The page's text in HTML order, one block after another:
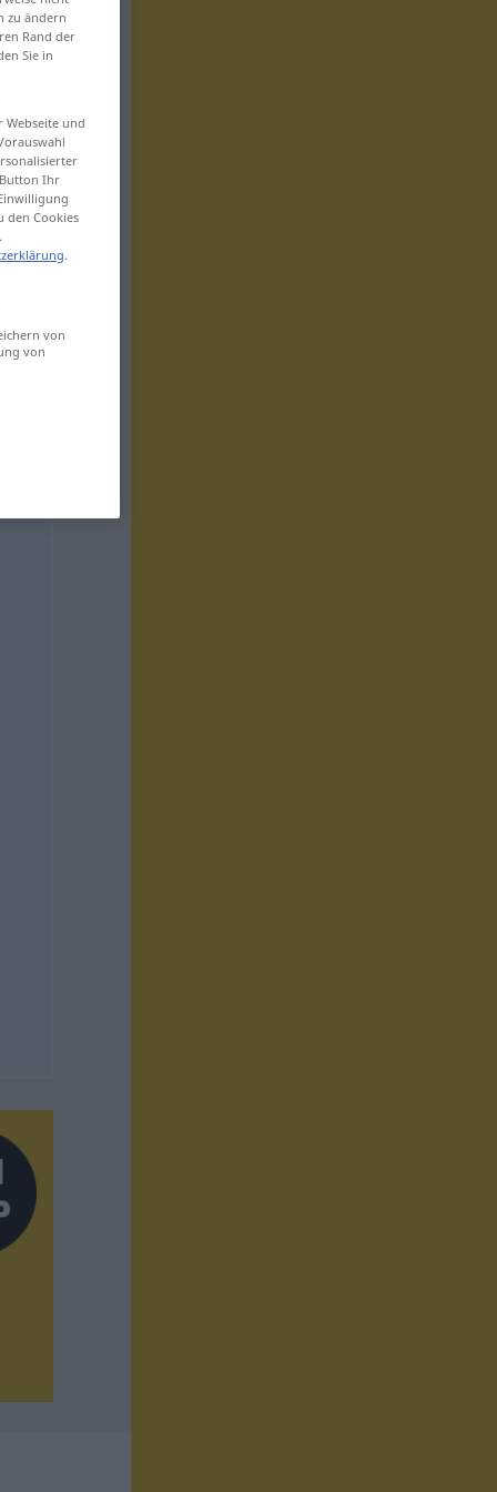
zu ändern
Rand der
Sie in
und
Ihr
den Cookies
.
von
von